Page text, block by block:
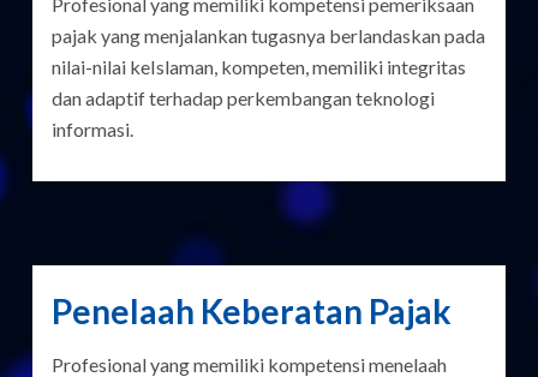
pajak yang menjalankan tugasnya berlandaskan pada
nilai-nilai keIslaman, kompeten, memiliki integritas
dan adaptif terhadap perkembangan teknologi
informasi.
Penelaah Keberatan Pajak
Profesional yang memiliki kompetensi menelaah